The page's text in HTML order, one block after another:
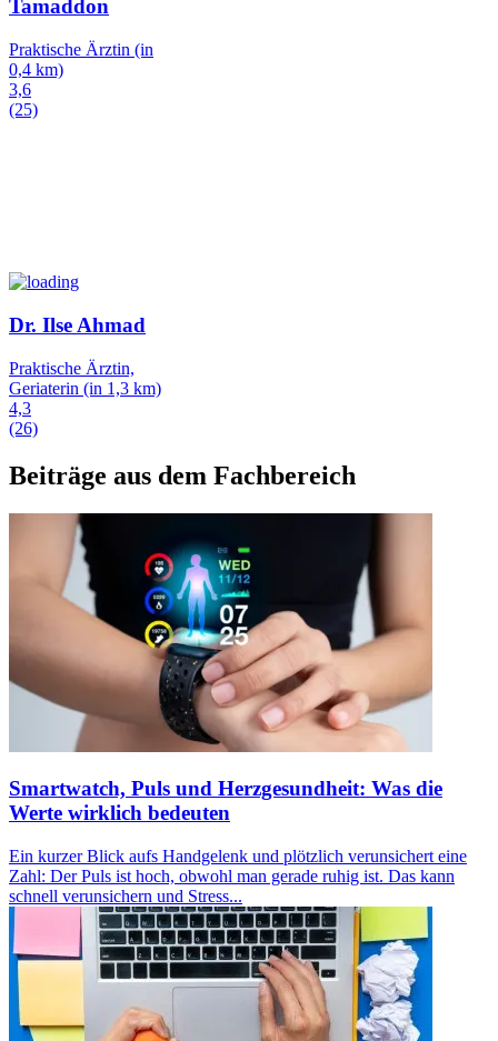
Tamaddon
Praktische Ärztin (in
0,4 km)
3,6
(25)
Dr. Ilse Ahmad
Praktische Ärztin,
Geriaterin (in 1,3 km)
4,3
(26)
Beiträge aus dem Fachbereich
Smartwatch, Puls und Herzgesundheit: Was die
Werte wirklich bedeuten
Ein kurzer Blick aufs Handgelenk und plötzlich verunsichert eine
Zahl: Der Puls ist hoch, obwohl man gerade ruhig ist. Das kann
schnell verunsichern und Stress...